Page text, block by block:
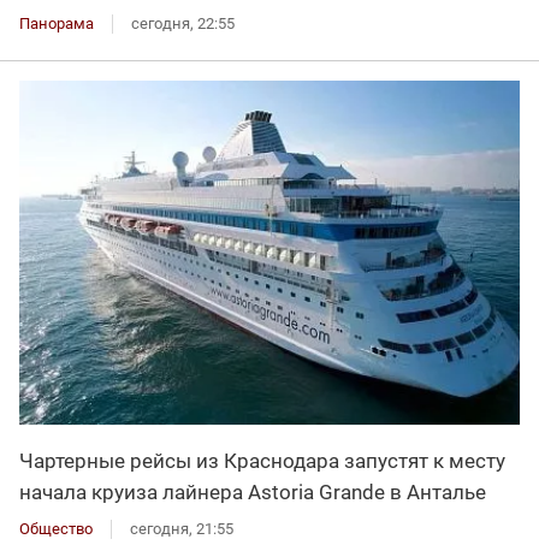
Панорама сегодня, 22:55
Чартерные рейсы из Краснодара запустят к месту
начала круиза лайнера Astoria Grande в Анталье
Общество сегодня, 21:55